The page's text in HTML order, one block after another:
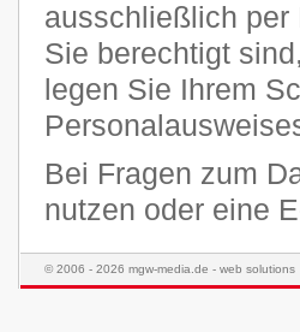
ausschließlich per
Sie berechtigt
legen Sie Ihrem
Bei Fragen zum
nutzen oder eine
© 2006 - 2026 mgw-media.de - web solutions